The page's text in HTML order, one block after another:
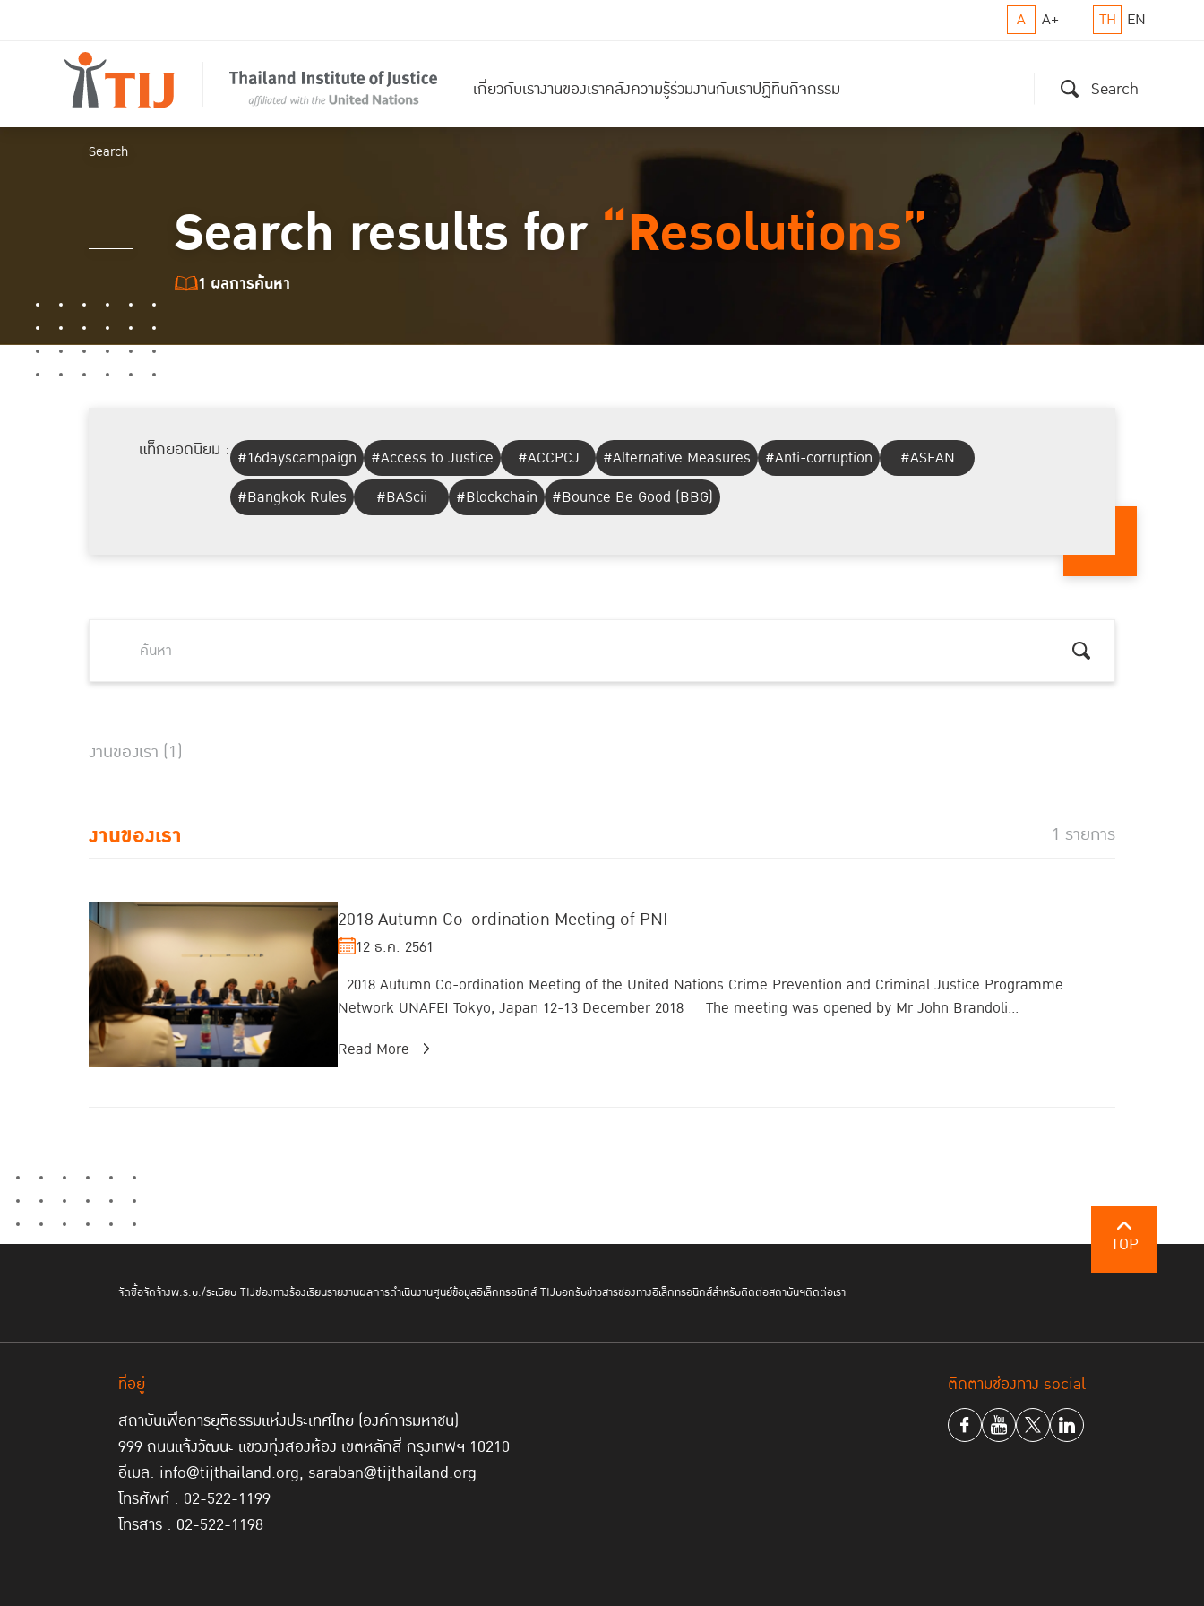
A A+ TH EN
เกี่ยวกับเรางานของเราคลังความรู้ร่วมงานกับเราปฏิทินกิจกรรม Search
Search
Search results for“Resolutions”
1 ผลการค้นหา
แท็กยอดนิยม : #16dayscampaign #Access to Justice #ACCPCJ #Alternative Measures #Anti-corruption
#ASEAN
#Bangkok Rules
#BAScii #Blockchain #Bounce Be Good (BBG)
งานของเรา (1)
งานของเรา 1 รายการ
2018 Autumn Co-ordination Meeting of PNI
12 ธ.ค. 2561
2018 Autumn Co-ordination Meeting of the United Nations Crime Prevention and Criminal Justice Programme
Network UNAFEI Tokyo, Japan 12-13 December 2018 The meeting was opened by Mr John Brandoli...
Read More
TOP
จัดซื้อจัดจ้างพ.ร.บ./ระเบียบ TIJช่องทางร้องเรียนรายงานผลการดำเนินงานศูนย์ข้อมูลอิเล็กทรอนิกส์ TIJบอกรับข่าวสารช่องทางอิเล็กทรอนิกส์สำหรับติดต่อสถาบันฯติดต่อเรา
ที่อยู่
สถาบันเพื่อการยุติธรรมแห่งประเทศไทย (องค์การมหาชน)
999 ถนนแจ้งวัฒนะ แขวงทุ่งสองห้อง เขตหลักสี่ กรุงเทพฯ 10210
อีเมล: info@tijthailand.org, saraban@tijthailand.org
โทรศัพท์ : 02-522-1199
โทรสาร : 02-522-1198
ติดตามช่องทาง social